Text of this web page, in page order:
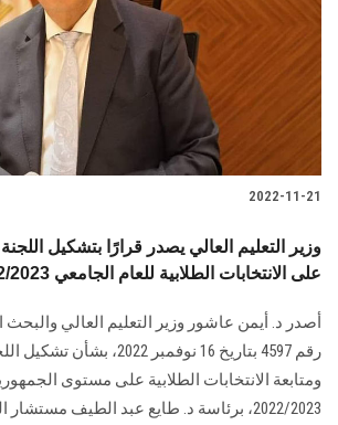
2022-11-21
وزير التعليم العالي يصدر قرارًا بتشكيل
على الانتخابات الطلابية للعام الجامعي 2022/2023
أصدر د. أيمن عاشور وزير التعليم العالي والبحث
رقم 4597 بتاريخ 16 نوفمبر
ومتابعة الانتخابات الطلابية على مستوى
2022/2023، برئاسة د. طايع عبد الطيف